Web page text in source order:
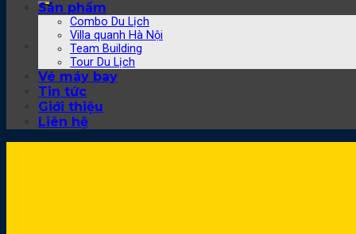
Sản phẩm
Combo Du Lịch
Villa quanh Hà Nội
Team Building
Tour Du Lịch
Vé máy bay
Tin tức
Giới thiệu
Liên hệ